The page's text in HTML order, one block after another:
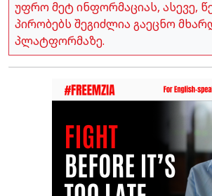
უფრო მეტ ინფორმაციას, ასევე,
პირობებს შეგიძლია გაეცნო
პლატფორმაზე.